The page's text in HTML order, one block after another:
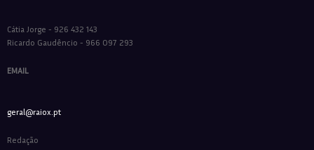
Cátia Jorge - 926 432 143
Ricardo Gaudêncio - 966 097 293
EMAIL
geral@raiox.pt
Redação